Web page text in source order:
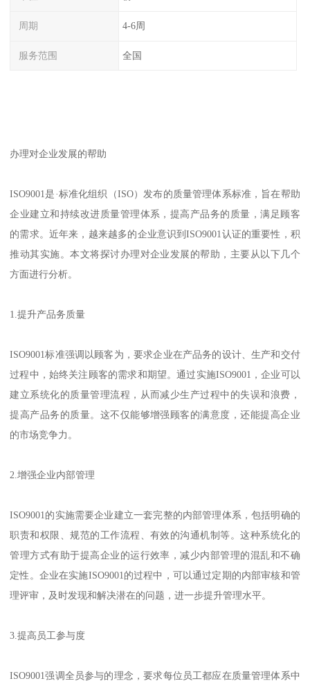
周期 4-6周
服务范围 全国
办理对企业发展的帮助
ISO9001是·标准化组织（ISO）发布的质量管理体系标准，旨在帮助
企业建立和持续改进质量管理体系，提高产品务的质量，满足顾客
的需求。近年来，越来越多的企业意识到ISO9001认证的重要性，积
推动其实施。本文将探讨办理对企业发展的帮助，主要从以下几个
方面进行分析。
1.提升产品务质量
ISO9001标准强调以顾客为，要求企业在产品务的设计、生产和交付
过程中，始终关注顾客的需求和期望。通过实施ISO9001，企业可以
建立系统化的质量管理流程，从而减少生产过程中的失误和浪费，
提高产品务的质量。这不仅能够增强顾客的满意度，还能提高企业
的市场竞争力。
2.增强企业内部管理
ISO9001的实施需要企业建立一套完整的内部管理体系，包括明确的
职责和权限、规范的工作流程、有效的沟通机制等。这种系统化的
管理方式有助于提高企业的运行效率，减少内部管理的混乱和不确
定性。企业在实施ISO9001的过程中，可以通过定期的内部审核和管
理评审，及时发现和解决潜在的问题，进一步提升管理水平。
3.提高员工参与度
ISO9001强调全员参与的理念，要求每位员工都应在质量管理体系中